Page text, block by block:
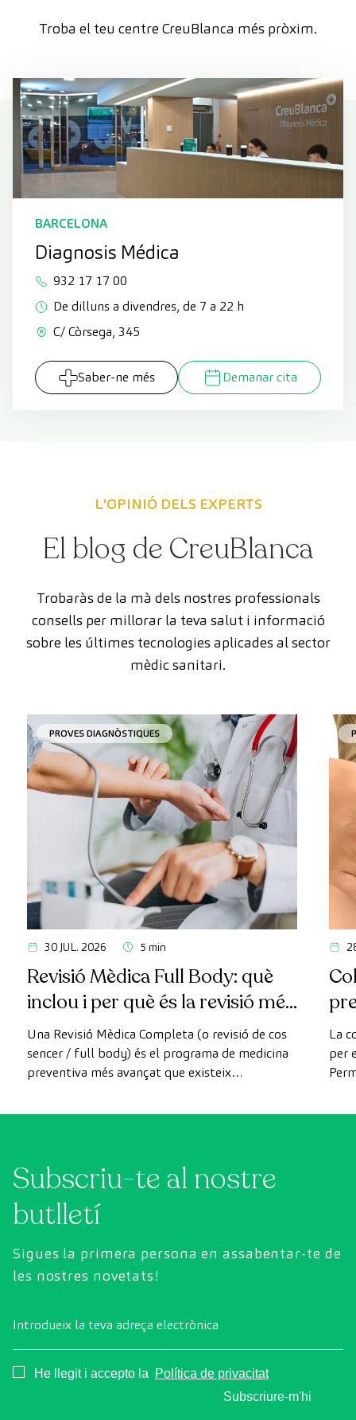
Troba el teu centre CreuBlanca més pròxim.
BARCELONA
Diagnosis Médica
932 17 17 00
De dilluns a divendres, de 7 a 22 h
C/ Còrsega, 345
Saber-ne més Demanar cita
L'OPINIÓ DELS EXPERTS
El blog de CreuBlanca
Trobaràs de la mà dels nostres professionals
consells per millorar la teva salut i informació
sobre les últimes tecnologies aplicades al sector
mèdic sanitari.
PROVES DIAGNÒSTIQUES
30 JUL. 2026 5 min
Revisió Mèdica Full Body: què
inclou i per què és la revisió més
avançada
Una Revisió Mèdica Completa (o revisió de cos
sencer / full body) és el programa de medicina
preventiva més avançat que existeix
convencionals, aquesta revisió utilitza la
l'estat dels òrgans vitals, el sistema vascular i el
cervell abans que apareguin els primers
símptomes.
La
per
Subscriu-te al nostre
butlletí
Sigues la primera persona en assabentar-te de
les nostres novetats!
Introdueix la teva adreça electrònica
Consentimiento
He llegit i accepto la
Política de privacitat
Subscriure-m'hi